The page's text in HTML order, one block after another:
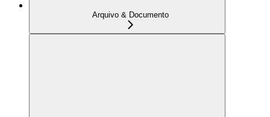
Arquivo & Documento